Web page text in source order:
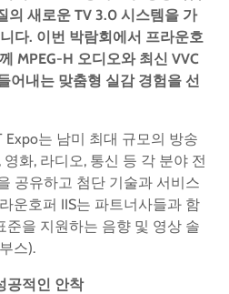
의 새로운 TV 3.0 시스템을 가
다. 이번 박람회에서 프라운호
MPEG-H 오디오와 최신 VVC
어내는 맞춤형 실감 경험을 선
Expo는 남미 최대 규모의 방송
화, 라디오, 통신 등 각 분야 전
공유하고 첨단 기술과 서비스
운호퍼 IIS는 파트너사들과 함
준을 지원하는 음향 및 영상 솔
스).
공적인 안착